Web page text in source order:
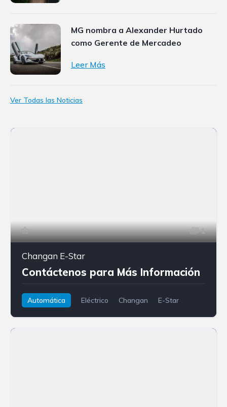
MG nombra a Alexander Hurtado
como Gerente de Mercadeo
Leer Más
Ver Todas las Noticias
1
Changan E-Star
Contáctenos para Más Información
Automática Eléctrico Changan E-Star